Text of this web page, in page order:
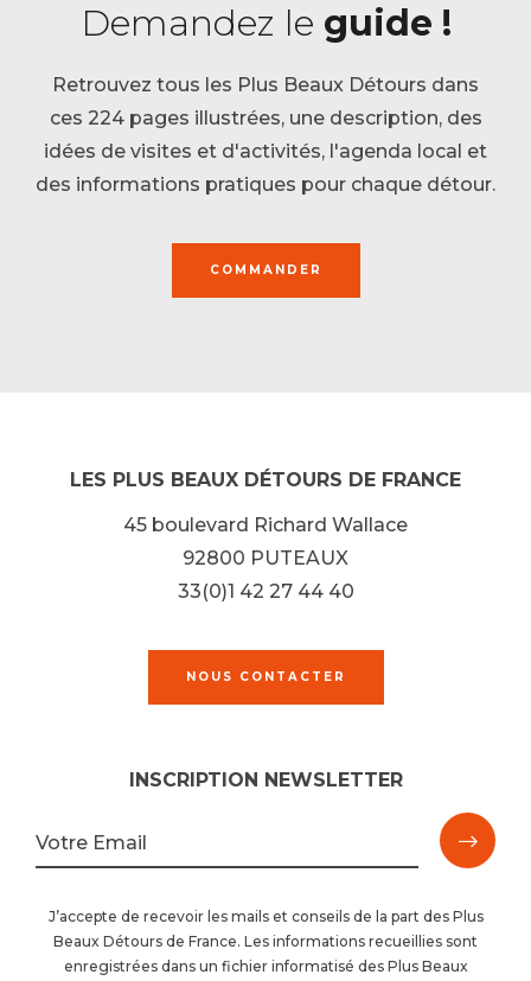
Demandez le guide !
Retrouvez tous les Plus Beaux Détours dans
ces 224 pages illustrées, une description, des
idées de visites et d'activités, l'agenda local et
des informations pratiques pour chaque détour.
COMMANDER
LES PLUS BEAUX DÉTOURS DE FRANCE
45 boulevard Richard Wallace
92800 PUTEAUX
33(0)1 42 27 44 40
NOUS CONTACTER
INSCRIPTION NEWSLETTER
Votre Email
la
J’accepte de recevoir les mails et conseils de la part des Plus
Beaux Détours de France. Les informations recueillies sont
enregistrées dans un fichier informatisé des Plus Beaux